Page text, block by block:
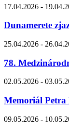
17.04.2026 -
Dunamerete
25.04.2026 -
78.
02.05.2026 -
Memoriál Petra
09.05.2026 -